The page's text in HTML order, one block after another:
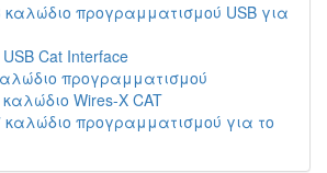
καλώδιο προγραμματισμού USB για
Cat Interface
προγραμματισμού
Wires-X CAT
καλώδιο προγραμματισμού για το